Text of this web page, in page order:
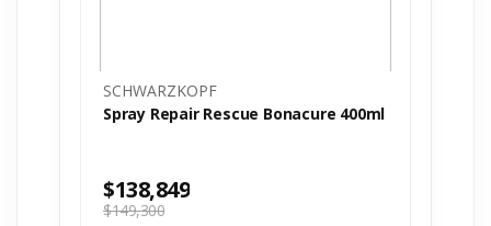
SCHWARZKOPF
Spray Repair Rescue Bonacure 400ml
$149,300
$138,849